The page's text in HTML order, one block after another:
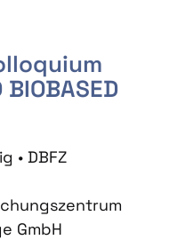
BIOBASED
• DBFZ
GmbH